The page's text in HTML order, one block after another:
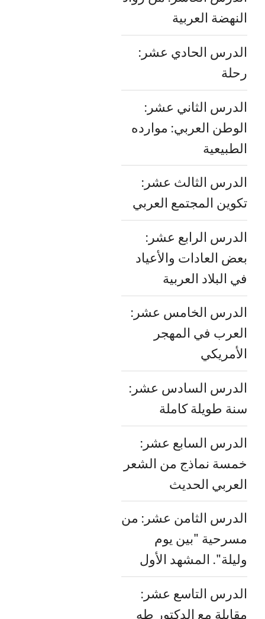
النهضة العربية
الدرس الحادي عشر:
رحلة
الدرس الثاني عشر:
الوطن العربي: موارده
الطبيعية
الدرس الثالث عشر:
تكوين المجتمع العربي
الدرس الرابع عشر:
بعض العادات والأعياد
في البلاد العربية
الدرس الخامس عشر:
العرب في المهجر
الأمريكي
الدرس السادس عشر:
سنة طويلة كاملة
الدرس السابع عشر:
خمسة نماذج من الشعر
العربي الحديث
الدرس الثامن عشر: من
مسرحية "بين يوم
وليلة". المشهد الأول
الدرس التاسع عشر:
مقابلة مع الدكتور طه